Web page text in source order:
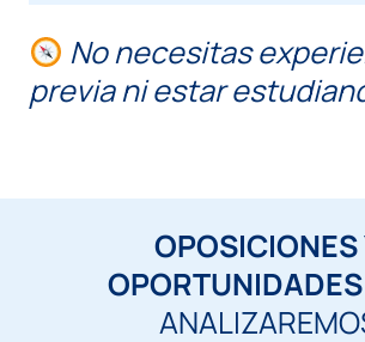
No necesitas
previa ni estar
OPOSICIONES
OPORTUNIDADES